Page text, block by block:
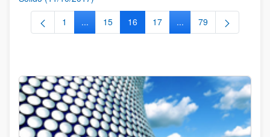
Página
1 ...Páginas intermedias Use TAB para desplazarse.
Página
15 Página
16 Página
17 ...Páginas intermedias
Página
79